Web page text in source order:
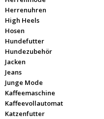
Herrenuhren
High Heels
Hosen
Hundefutter
Hundezubehör
Jacken
Jeans
Junge Mode
Kaffeemaschine
Kaffeevollautomat
Katzenfutter